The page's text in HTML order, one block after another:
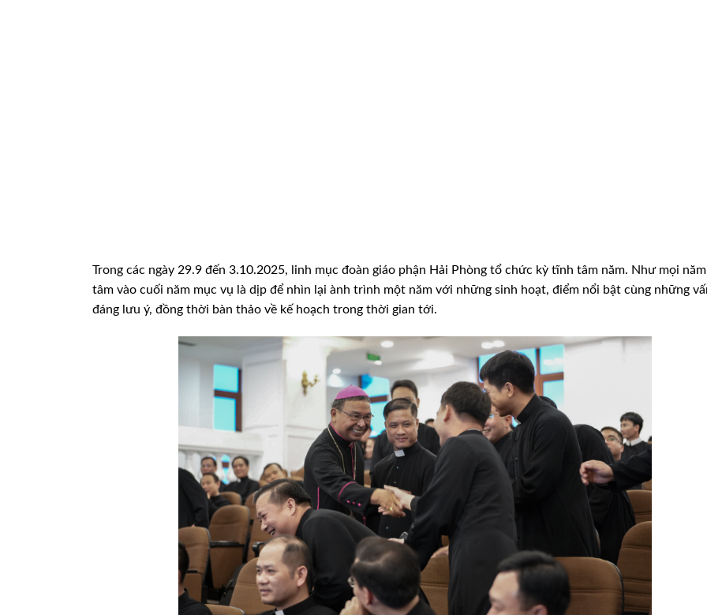
Trong các ngày 29.9 đến 3.10.2025, linh mục đoàn giáo phận Hải Phòng tổ chức kỳ tĩnh tâm năm. Như mọi
tâm vào cuối năm mục vụ là dịp để nhìn lại ành trình một năm với những sinh hoạt, điểm nổi bật cùng những
đáng lưu ý, đồng thời bàn thảo về kế hoạch trong thời gian tới.